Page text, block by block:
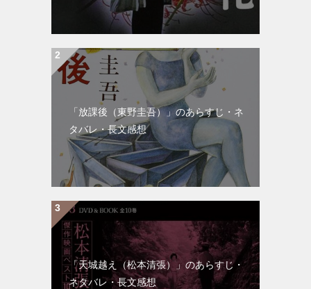
「放課後（東野圭吾）」のあらすじ・ネ
タバレ・長文感想
「天城越え（松本清張）」のあらすじ・
ネタバレ・長文感想